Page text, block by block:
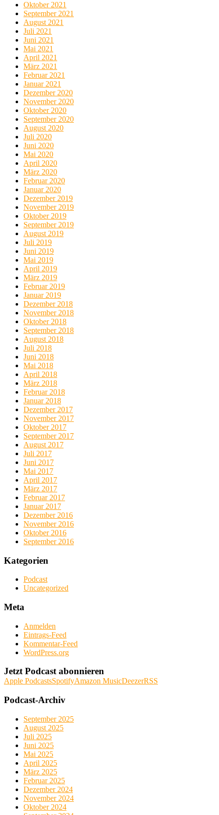
Oktober 2021
September 2021
August 2021
Juli 2021
Juni 2021
Mai 2021
April 2021
März 2021
Februar 2021
Januar 2021
Dezember 2020
November 2020
Oktober 2020
September 2020
August 2020
Juli 2020
Juni 2020
Mai 2020
April 2020
März 2020
Februar 2020
Januar 2020
Dezember 2019
November 2019
Oktober 2019
September 2019
August 2019
Juli 2019
Juni 2019
Mai 2019
April 2019
März 2019
Februar 2019
Januar 2019
Dezember 2018
November 2018
Oktober 2018
September 2018
August 2018
Juli 2018
Juni 2018
Mai 2018
April 2018
März 2018
Februar 2018
Januar 2018
Dezember 2017
November 2017
Oktober 2017
September 2017
August 2017
Juli 2017
Juni 2017
Mai 2017
April 2017
März 2017
Februar 2017
Januar 2017
Dezember 2016
November 2016
Oktober 2016
September 2016
Kategorien
Podcast
Uncategorized
Meta
Anmelden
Eintrags-Feed
Kommentar-Feed
WordPress.org
Jetzt Podcast abonnieren
Apple PodcastsSpotifyAmazon MusicDeezerRSS
Podcast-Archiv
September 2025
August 2025
Juli 2025
Juni 2025
Mai 2025
April 2025
März 2025
Februar 2025
Dezember 2024
November 2024
Oktober 2024